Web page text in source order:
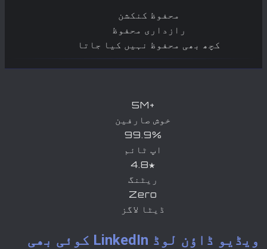
محفوظ کنکشن
رازداری محفوظ
کچھ بھی محفوظ نہیں کیا جاتا
5M+
خوش صارفین
99.9%
اپ ٹائم
4.8★
ریٹنگ
Zero
ڈیٹا لاگز
کوئی بھی LinkedIn ویڈیو ڈاؤن لوڈ